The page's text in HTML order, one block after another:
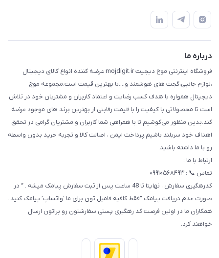
درباره ما
تماس با ما
قوانین و مقررات
حریم خصوصی
درباره ما
فروشگاه اینترنتی موج دیجیت mojdigit.ir عرضه کننده انواع کالای دیجیتال
،لوازم جانبی،گجت های هوشمند و....با بهترین قیمت است.مجموعه موج
دیجیتال همواره با هدف کسب رضایت و اعتماد کاربران و مشتریان خود در تلاش
است تا محصولاتی با کیفیت را با قیمت رقابتی از بهترین برند های موجود عرضه
کند.بدین منظور می‌کوشیم تا با همراهی شما کاربران و مشتریان گرامی در تحقق
اهداف خود سربلند باشیم.پرداخت ایمن ، اصالت کالا و تجربه خرید بدون واسطه
رو با ما داشته باشید.
ارتباط با ما :
تماس 📞 : ۰۹۹۱۰۵۶۸۴۹۳
کدرهگیری سفارش ، نهایتا تا 48 ساعت پس از ثبت سفارش پیامک میشه . “ در
صورت عدم دریافت پیامک “فقط کافیه فامیل تون برای ما ‘واتساپ’ پیامک کنید ،
همکاران ما در اولین فرصت کد رهگیری پستی سفارشتون رو براتون ارسال
خواهند کرد.